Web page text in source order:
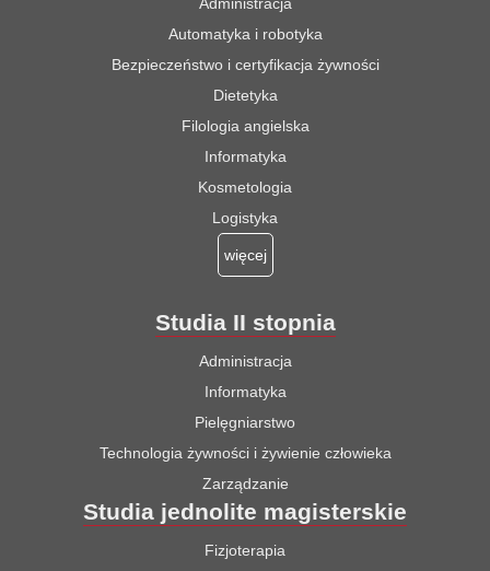
Administracja
Automatyka i robotyka
Bezpieczeństwo i certyfikacja żywności
Dietetyka
Filologia angielska
Informatyka
Kosmetologia
Logistyka
więcej
Studia II stopnia
Administracja
Informatyka
Pielęgniarstwo
Technologia żywności i żywienie człowieka
Zarządzanie
Studia jednolite magisterskie
Fizjoterapia